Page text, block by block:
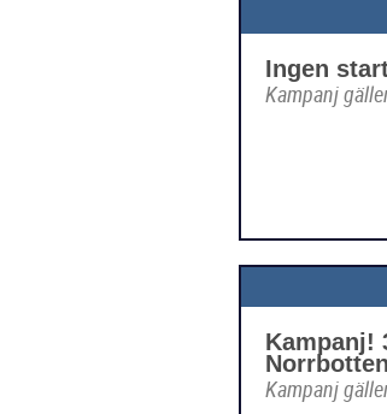
Ingen
Kampanj
Kampanj!
Kampanj